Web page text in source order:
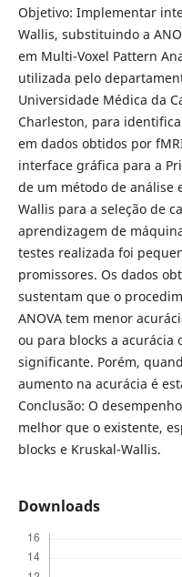
Objetivo: Implementar
Wallis, substituindo a
em Multi-Voxel Pattern
utilizada pelo
Universidade Médica da
Charleston, para
em dados obtidos por
interface gráfica para a
de um método de análise
Wallis para a seleção de
aprendizagem de
testes realizada foi
promissores. Os dados
sustentam que o
ANOVA tem menor
ou para blocks a acurácia
significante. Porém,
aumento na acurácia é
Conclusão: O
melhor que o existente,
blocks e Kruskal-Wallis.
Downloads